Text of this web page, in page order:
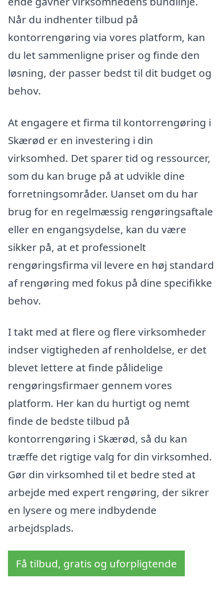
Når du indhenter tilbud på
kontorrengøring via vores platform, kan
du let sammenligne priser og finde den
løsning, der passer bedst til dit budget og
behov.
At engagere et firma til kontorrengøring i
Skærød er en investering i din
virksomhed. Det sparer tid og ressourcer,
som du kan bruge på at udvikle dine
forretningsområder. Uanset om du har
brug for en regelmæssig rengøringsaftale
eller en engangsydelse, kan du være
sikker på, at et professionelt
rengøringsfirma vil levere en høj standard
af rengøring med fokus på dine specifikke
behov.
I takt med at flere og flere virksomheder
indser vigtigheden af renholdelse, er det
blevet lettere at finde pålidelige
rengøringsfirmaer gennem vores
platform. Her kan du hurtigt og nemt
finde de bedste tilbud på
kontorrengøring i Skærød, så du kan
træffe det rigtige valg for din virksomhed.
Gør din virksomhed til et bedre sted at
arbejde med expert rengøring, der sikrer
en lysere og mere indbydende
arbejdsplads.
Få tilbud, gratis og uforpligtende